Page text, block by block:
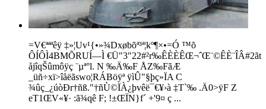
=V€ªªªêÿ ‡»¦Uv¹{•»¾Dxøbõª³ª¦kº¶×•=Ó ™õ
ÔÍÔÌ4BMÕRUÍ—Ì €Ü"3"22#²r‰ÊÈÈÊŒ¬ˆŒ¨©ÊÈ¨ÎÂ#2ãt
åjîqŠûmôÿç ¨µª°l. N ‰Ä‰F ÅZ‰FãÆ
_üñ÷xï>îåëãswo¦RÁBöÿª ÿìÛ"§þç»ÏA C
¾ûç_¿úòÐr†ñß."†ñÙ©ÏÀ¿þvêë¯€¥›à ‡T`‰ .Ä0>ÿF Z
eT1ŒV«¥· :ã¾qê F; !±ŒÏN}f´ +'9¤ ç ...